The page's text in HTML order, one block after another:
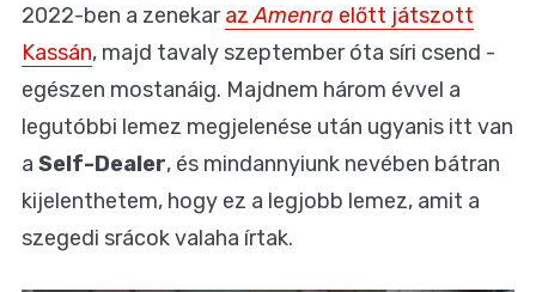
2022-ben a zenekarazAmenra előtt játszott
Kassán, majd tavaly szeptember óta síri csend -
egészen mostanáig. Majdnem három évvel a
legutóbbi lemez megjelenése után ugyanis itt van
a Self-Dealer, és mindannyiunk nevében bátran
kijelenthetem, hogy ez a legjobb lemez, amit a
szegedi srácok valaha írtak.